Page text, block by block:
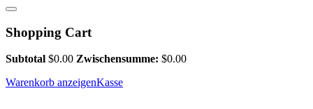
Shopping Cart
Subtotal $0.00 Zwischensumme: $0.00
Warenkorb anzeigenKasse